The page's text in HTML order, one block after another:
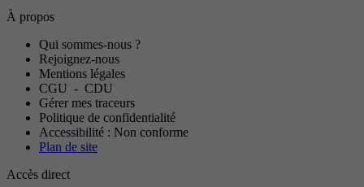
À propos
Qui sommes-nous ?
Rejoignez-nous
Mentions légales
CGU - CDU
Gérer mes traceurs
Politique de confidentialité
Accessibilité : Non conforme
Plan de site
Accès direct